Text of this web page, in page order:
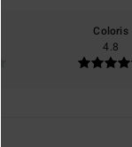
Coloris
4.8